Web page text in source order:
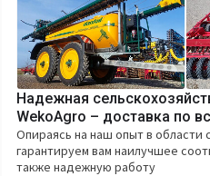
Надежная
WekoAgro – доставка по
Опираясь на наш опыт в области
гарантируем вам наилучшее
также надежную работу